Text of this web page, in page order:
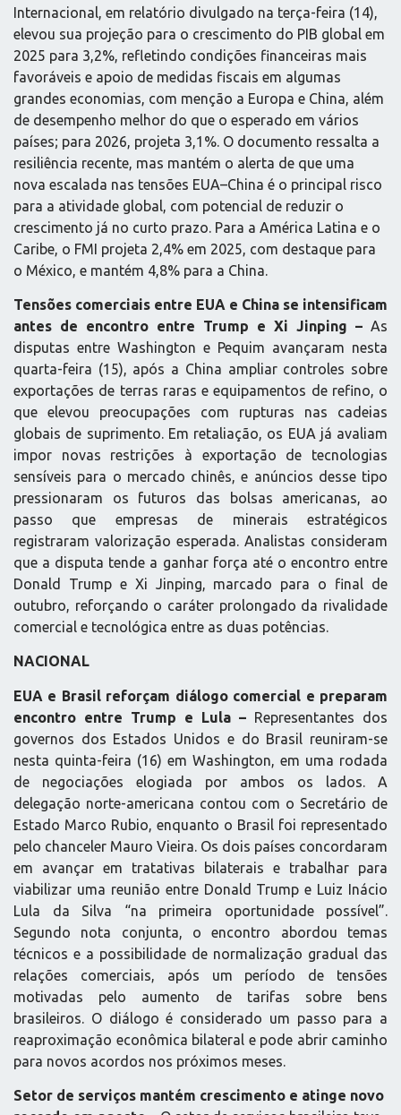
Internacional, em relatório divulgado na terça-feira (14),
elevou sua projeção para o crescimento do PIB global em
2025 para 3,2%, refletindo condições financeiras mais
favoráveis e apoio de medidas fiscais em algumas
grandes economias, com menção a Europa e China, além
de desempenho melhor do que o esperado em vários
países; para 2026, projeta 3,1%. O documento ressalta a
resiliência recente, mas mantém o alerta de que uma
nova escalada nas tensões EUA–China é o principal risco
para a atividade global, com potencial de reduzir o
crescimento já no curto prazo. Para a América Latina e o
Caribe, o FMI projeta 2,4% em 2025, com destaque para
o México, e mantém 4,8% para a China.
Tensões comerciais entre EUA e China se intensificam
antes de encontro entre Trump e Xi Jinping – As
disputas entre Washington e Pequim avançaram nesta
quarta-feira (15), após a China ampliar controles sobre
exportações de terras raras e equipamentos de refino, o
que elevou preocupações com rupturas nas cadeias
globais de suprimento. Em retaliação, os EUA já avaliam
impor novas restrições à exportação de tecnologias
sensíveis para o mercado chinês, e anúncios desse tipo
pressionaram os futuros das bolsas americanas, ao
passo que empresas de minerais estratégicos
registraram valorização esperada. Analistas consideram
que a disputa tende a ganhar força até o encontro entre
Donald Trump e Xi Jinping, marcado para o final de
outubro, reforçando o caráter prolongado da rivalidade
comercial e tecnológica entre as duas potências.
NACIONAL
EUA e Brasil reforçam diálogo comercial e preparam
encontro entre Trump e Lula – Representantes dos
governos dos Estados Unidos e do Brasil reuniram-se
nesta quinta-feira (16) em Washington, em uma rodada
de negociações elogiada por ambos os lados. A
delegação norte-americana contou com o Secretário de
Estado Marco Rubio, enquanto o Brasil foi representado
pelo chanceler Mauro Vieira. Os dois países concordaram
em avançar em tratativas bilaterais e trabalhar para
viabilizar uma reunião entre Donald Trump e Luiz Inácio
Lula da Silva “na primeira oportunidade possível”.
Segundo nota conjunta, o encontro abordou temas
técnicos e a possibilidade de normalização gradual das
relações comerciais, após um período de tensões
motivadas pelo aumento de tarifas sobre bens
brasileiros. O diálogo é considerado um passo para a
reaproximação econômica bilateral e pode abrir caminho
para novos acordos nos próximos meses.
Setor de serviços mantém crescimento e atinge novo